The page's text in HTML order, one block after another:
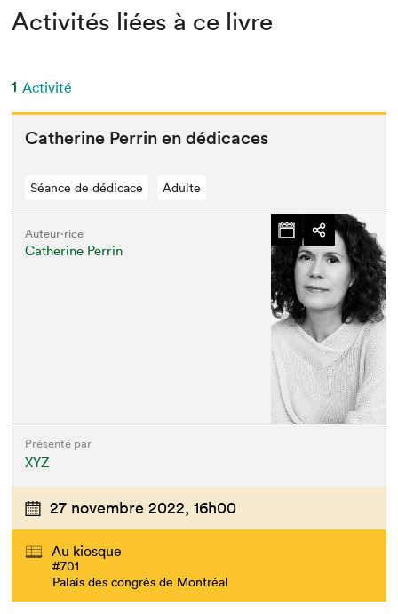
Activités liées à ce livre
1 Activité
Cather­ine Per­rin en dédicaces
Séance de dédicace Adulte
Auteur·rice
Catherine Perrin
Présenté par
XYZ
27 novembre 2022, 16h00
Au kiosque
#701
Palais des congrès de Montréal